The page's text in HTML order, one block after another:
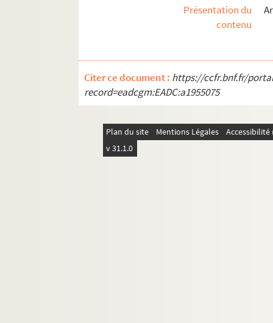
Présentation du
contenu
Citer ce document : https://ccfr.bnf.fr/
record=eadcgm:EADC:a1955075
Plan du site Mentions Légales
v 31.1.0